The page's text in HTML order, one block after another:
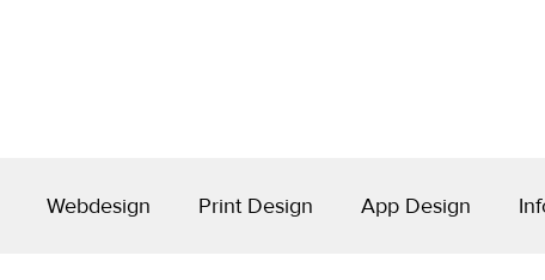
Webdesign Print Design App Design